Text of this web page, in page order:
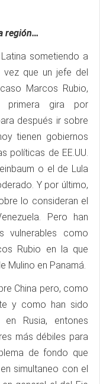
región…
sometiendo a
que un jefe del
Marcos Rubio,
primera gira por
después ir sobre
tienen gobiernos
políticas de EE.UU.
o el de Lula
Y por último,
lo consideran el
Pero han
vulnerables como
Rubio en la que
Mulino en Panamá.
China pero, como
y como han sido
Rusia, entones
más débiles para
de fondo que
simultaneo con el